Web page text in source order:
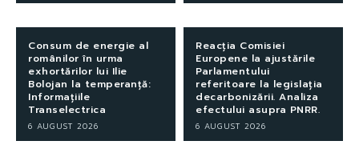
Consum de energie al
românilor în urma
exhortărilor lui Ilie
Bolojan la temperanță:
Informațiile
Transelectrica
6 AUGUST 2026
Reacția Comisiei
Europene la ajustările
Parlamentului
referitoare la legislația
decarbonizării. Analiza
efectului asupra PNRR.
6 AUGUST 2026